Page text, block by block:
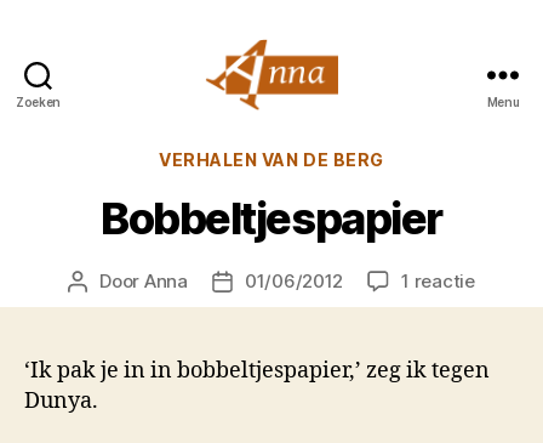
Zoeken
van
Menu
Categorieën
VERHALEN VAN DE BERG
Bobbeltjespapier
Berichtauteur
Door Anna Berichtdatum
01/06/2012 1 reactieop
‘Ik pak je in in bobbeltjespapier,’ zeg ik tegen
Dunya.